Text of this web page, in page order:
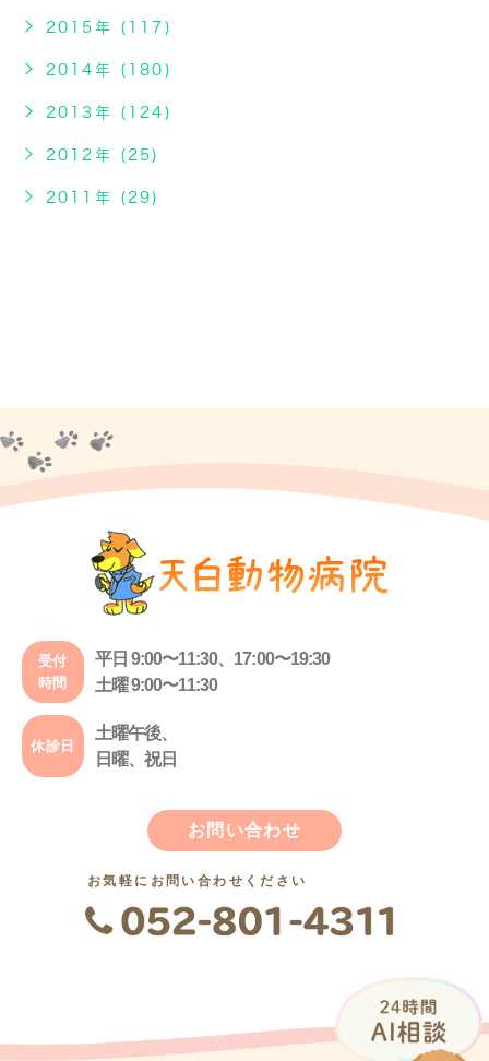
2015年 (117)
2014年 (180)
2013年 (124)
2012年 (25)
2011年 (29)
受付
時間
平日 9:00〜11:30、17:00〜19:30
土曜 9:00〜11:30
休診日
土曜午後、
日曜、祝日
お問い合わせ
お気軽にお問い合わせください